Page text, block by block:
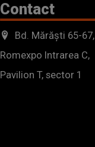
Contact
Bd. Mărăști 65-67,
Romexpo Intrarea C,
Pavilion T, sector 1